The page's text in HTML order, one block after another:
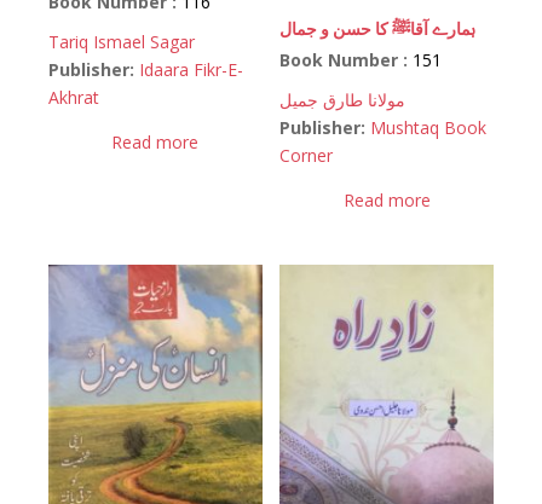
Tariq Ismael Sagar
Publisher: Idaara Fikr-E-
Akhrat
Read more
ہمارے آقاﷺ کا حسن و جمال
Book Number : 151
مولانا طارق جمیل
Publisher: Mushtaq Book
Corner
Read more